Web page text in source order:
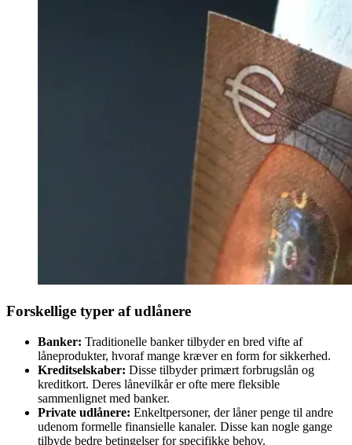
Forskellige typer af udlånere
Banker: Traditionelle banker tilbyder en bred vifte af
låneprodukter, hvoraf mange kræver en form for sikkerhed.
Kreditselskaber: Disse tilbyder primært forbrugslån og
kreditkort. Deres lånevilkår er ofte mere fleksible
sammenlignet med banker.
Private udlånere: Enkeltpersoner, der låner penge til andre
udenom formelle finansielle kanaler. Disse kan nogle gange
tilbyde bedre betingelser for specifikke behov.